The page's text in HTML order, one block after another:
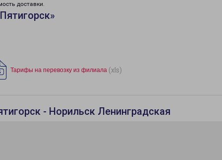
доставки.
Тарифы на перевозку из филиала (xls)
- Норильск Ленинградская